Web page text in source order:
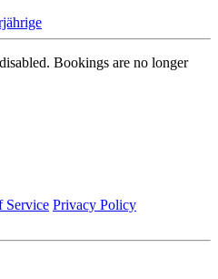
Bookings are no longer
Service Privacy Policy